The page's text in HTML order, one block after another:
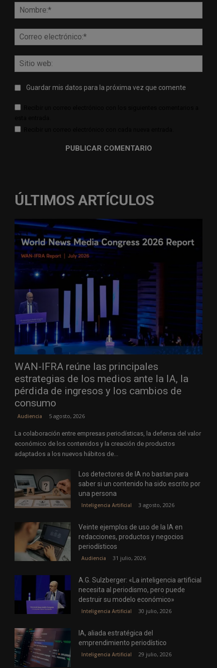
Guardar mis datos para la próxima vez que comente
ÚLTIMOS ARTÍCULOS
WAN-IFRA reúne las principales
estrategias de los medios ante la IA, la
pérdida de ingresos y los cambios de
consumo
Audiencia 5 agosto, 2026
La colaboración entre empresas periodísticas, la defensa del valor
económico de los contenidos y la creación de productos
adaptados a los nuevos hábitos de...
Los detectores de IA no bastan para
saber si un contenido ha sido escrito por
una persona
Inteligencia Artificial 3 agosto, 2026
Veinte ejemplos de uso de la IA en
redacciones, productos y negocios
periodísticos
Audiencia 31 julio, 2026
A.G. Sulzberger: «La inteligencia artificial
necesita al periodismo, pero puede
destruir su modelo económico»
Inteligencia Artificial 30 julio, 2026
IA, aliada estratégica del
emprendimiento periodístico
Inteligencia Artificial 29 julio, 2026